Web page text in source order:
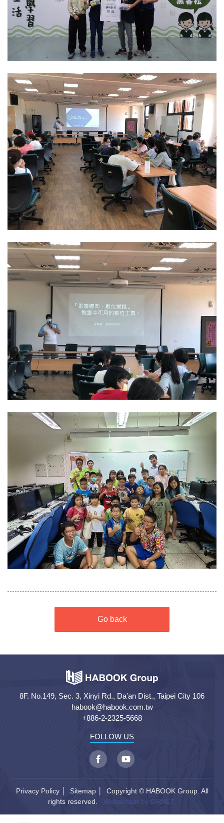
Go back
8F. No.149, Sec. 3, Xinyi Rd., Da'an Dist., Taipei City 106
habook@habook.com.tw
+886-2-2325-5668
FOLLOW US
Privacy Policy│ Sitemap│ Copyright © HABOOK Group. All
rights reserved. Webdesign by GRNET.